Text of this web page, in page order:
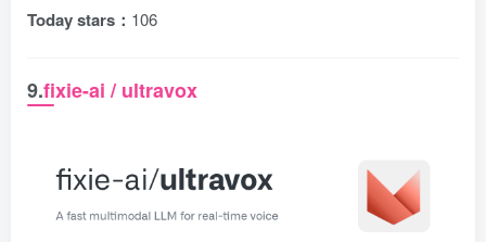
Today stars： 106
9.fixie-ai / ultravox